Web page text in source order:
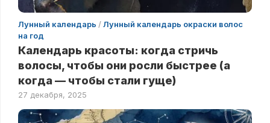
Лунный календарь /Лунный календарь окраски волос
на год
Календарь красоты: когда стричь
волосы, чтобы они росли быстрее (а
когда — чтобы стали гуще)
27 декабря, 2025